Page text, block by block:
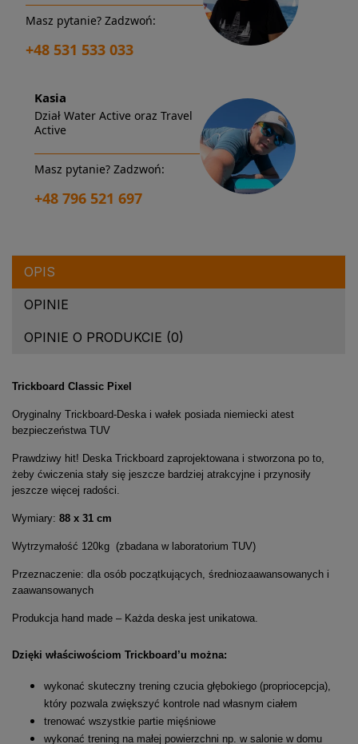
Masz pytanie? Zadzwoń:
+48 531 533 033
Kasia
Dział Water Active oraz Travel
Active
Masz pytanie? Zadzwoń:
+48 796 521 697
OPIS
OPINIE
OPINIE O PRODUKCIE (0)
Trickboard Classic Pixel
Oryginalny Trickboard-Deska i wałek posiada niemiecki atest
bezpieczeństwa TUV
Prawdziwy hit! Deska Trickboard zaprojektowana i stworzona po to,
żeby ćwiczenia stały się jeszcze bardziej atrakcyjne i przynosiły
jeszcze więcej radości.
Wymiary: 88 x 31 cm
Wytrzymałość 120kg (zbadana w laboratorium TUV)
Przeznaczenie: dla osób początkujących, średniozaawansowanych i
zaawansowanych
Produkcja hand made – Każda deska jest unikatowa.
Dzięki właściwościom Trickboard’u można:
wykonać skuteczny trening czucia głębokiego (propriocepcja),
który pozwala zwiększyć kontrole nad własnym ciałem
trenować wszystkie partie mięśniowe
wykonać trening na małej powierzchni np. w salonie w domu